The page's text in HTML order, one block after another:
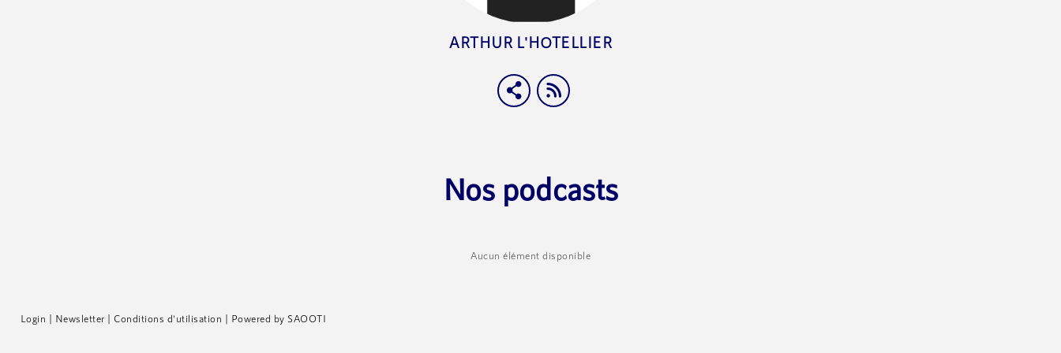
ARTHUR L'HOTELLIER
Nos podcasts
Aucun élément disponible
Login | Newsletter | Conditions d'utilisation | Powered by SAOOTI